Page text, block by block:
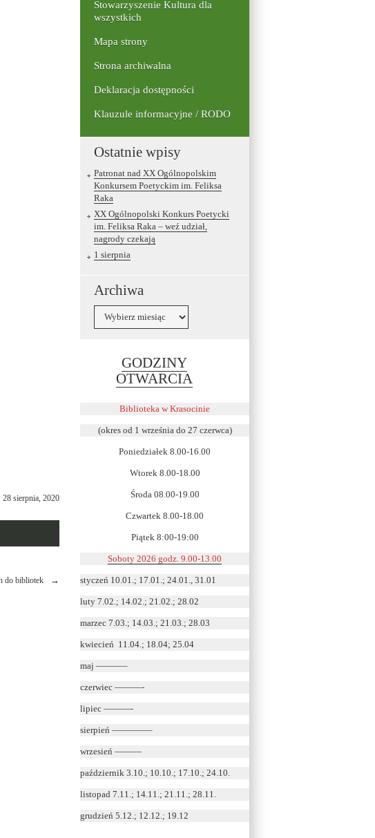
28 sierpnia, 2020
do bibliotek
Stowarzyszenie Kultura dla
wszystkich
Mapa strony
Strona archiwalna
Deklaracja dostępności
Klauzule informacyjne / RODO
Ostatnie wpisy
Patronat nad XX Ogólnopolskim
Konkursem Poetyckim im. Feliksa
Raka
XX Ogólnopolski Konkurs Poetycki
im. Feliksa Raka – weź udział,
nagrody czekają
1 sierpnia
Archiwa
GODZINY
OTWARCIA
się
w
oknie
Biblioteka w Krasocinie
(okres od 1 września do 27 czerwca)
Poniedziałek 8.00-16.00
Wtorek 8.00-18.00
Środa 08.00-19.00
Czwartek 8.00-18.00
Piątek 8:00-19:00
Soboty 2026 godz. 9.00-13.00
styczeń 10.01.; 17.01.; 24.01., 31.01
luty 7.02.; 14.02.; 21.02.; 28.02
marzec 7.03.; 14.03.; 21.03.; 28.03
kwiecień 11.04.; 18.04; 25.04
maj ———–
czerwiec ———-
lipiec ———-
sierpień ————–
wrzesień ———
październik 3.10.; 10.10.; 17.10.; 24.10.
listopad 7.11.; 14.11.; 21.11.; 28.11.
grudzień 5.12.; 12.12.; 19.12